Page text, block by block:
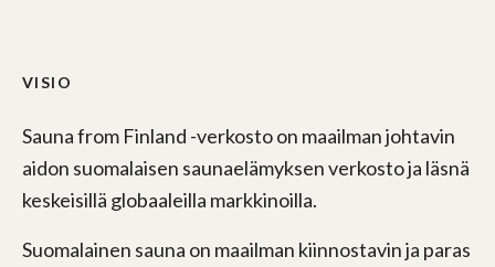
VISIO
Sauna from Finland -verkosto on maailman johtavin
aidon suomalaisen saunaelämyksen verkosto ja läsnä
keskeisillä globaaleilla markkinoilla.
Suomalainen sauna on maailman kiinnostavin ja paras